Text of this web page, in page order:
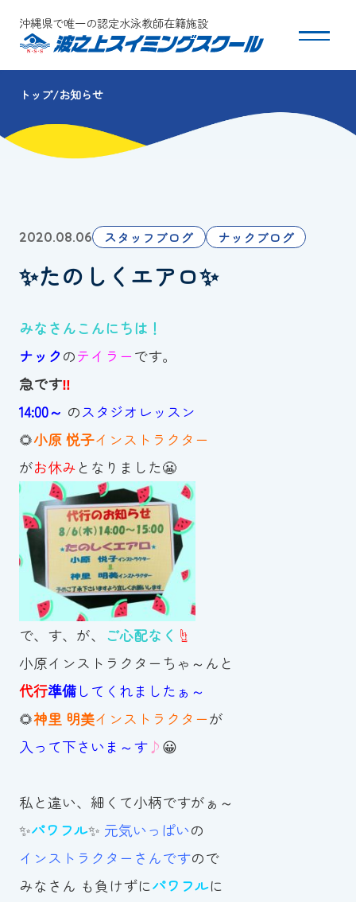
沖縄県で唯一の認定水泳教師在籍施設
スクールについて
コース・クラス紹介
団体会員募集
採用情報
お知らせ
カレンダー
波スイタイムズ
お問い合わせ
Tel.098-863-7264
平日 9:00～22:00｜土祝 9:00～21:00
メールでお問い合わせ
スイミングスクールの
体験申し込みはこちら!
トップ お知らせ
2020.08.06 スタッフブログ ナックブログ
✨たのしくエアロ✨
みなさんこんにちは！
ナックのテイラーです。
急です‼
14:00～ のスタジオレッスン
🌻小原 悦子インストラクター
がお休みとなりました😬
で、す、が、 ご心配なく ☝️
小原インストラクターちゃ～んと
代行準備してくれましたぁ～
🌻神里 明美インストラクターが
入って下さいま～す♪😀
私と違い、細くて小柄ですがぁ～
✨パワフル✨ 元気いっぱいの
インストラクターさんですので
みなさん も負けずにパワフルに